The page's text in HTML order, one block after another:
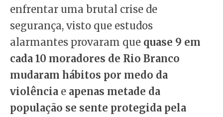
enfrentar uma brutal crise de
segurança, visto que estudos
alarmantes provaram que quase 9 em
cada 10 moradores de Rio Branco
mudaram hábitos por medo da
violência e apenas metade da
população se sente protegida pela